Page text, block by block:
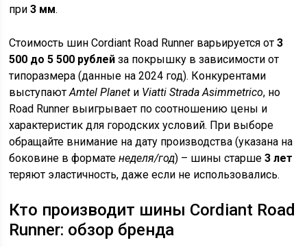
при3 мм.
Стоимость шин Cordiant Road Runner варьируется от3
500 до 5 500 рублей за покрышку в зависимости от
типоразмера (данные на 2024 год). Конкурентами
выступаютAmtel Planet и Viatti Strada Asimmetrico, но
Road Runner выигрывает по соотношению цены и
характеристик для городских условий. При выборе
обращайте внимание на дату производства (указана на
боковине в форматенеделя/год) – шины старше3 лет
теряют эластичность, даже если не использовались.
Кто производит шины Cordiant Road
Runner: обзор бренда